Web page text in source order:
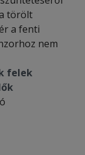
törölt
a fenti
nem
felek